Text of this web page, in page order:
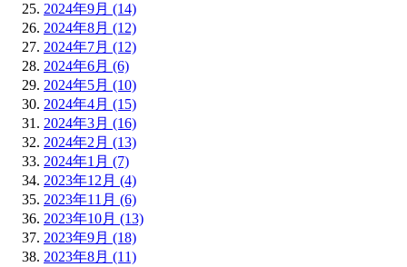
2024年9月 (14)
2024年8月 (12)
2024年7月 (12)
2024年6月 (6)
2024年5月 (10)
2024年4月 (15)
2024年3月 (16)
2024年2月 (13)
2024年1月 (7)
2023年12月 (4)
2023年11月 (6)
2023年10月 (13)
2023年9月 (18)
2023年8月 (11)